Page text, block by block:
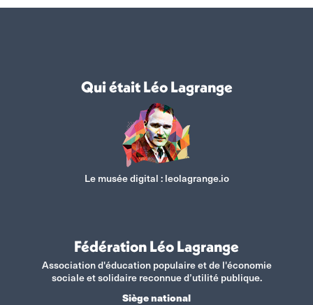
Qui était Léo Lagrange
Le musée digital :leolagrange.io
Fédération Léo Lagrange
Association d'éducation populaire et de l'économie
sociale et solidaire reconnue d’utilité publique.
Siège national